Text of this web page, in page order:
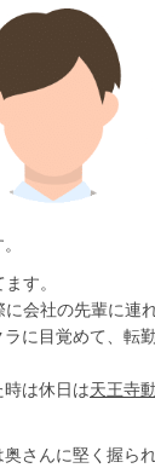
す。
会社の先輩に連
に目覚めて、転
は休日は天王寺
さんに堅く握られ